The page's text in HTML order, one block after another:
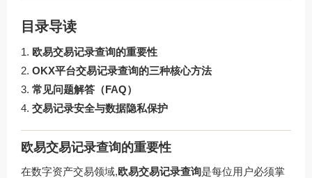
目录导读
欧易交易记录查询的重要性
OKX平台交易记录查询的三种核心方法
常见问题解答（FAQ）
交易记录安全与数据隐私保护
欧易交易记录查询的重要性
在数字资产交易领域,欧易交易记录查询是每位用户必须掌